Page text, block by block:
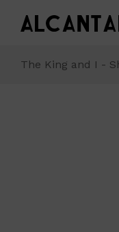
The King and I -